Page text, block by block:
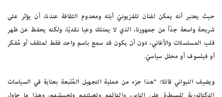
حيث يعتبر أنه يمكن لفنان تلفزيونيّ أبله ومعدوم الثقافة عندنا، أن يؤثر على
شريحة واسعة جدّاً من جمهورنا، الذي لا يمتلك وعيا نقديّا، ولكنه يحفظ عن ظهر
قلب المسلسلات والأغاني، دون أن يكون قد سمع باسم واحد فقط لمثقف أو مُفكر
أو فيلسوف أو محلل سياسيّ.
ويضيف النبواني قائلا: “هذا جزء من عملية التجهيل المُتّبعة بعناية في السياسات